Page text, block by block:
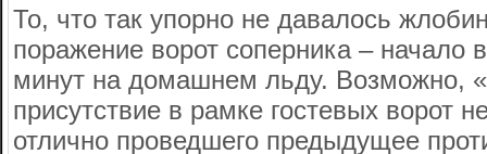
То, что так упорно не давалось
поражение ворот соперника – начало
минут на домашнем льду. Возможно,
присутствие в рамке гостевых ворот
отлично проведшего предыдущее